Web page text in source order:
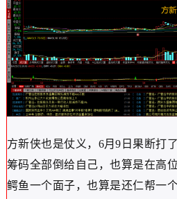
方新侠也是仗义，6月9日果断打
筹码全部倒给自己，也算是在高
鳄鱼一个面子，也算是还仁帮一